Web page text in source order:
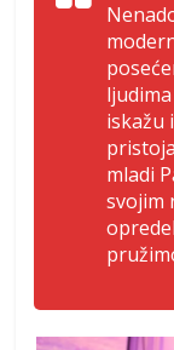
iskažu
mladi
svojim